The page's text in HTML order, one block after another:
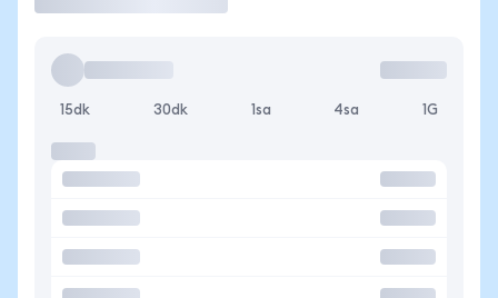
15dk 30dk 1sa 4sa 1G